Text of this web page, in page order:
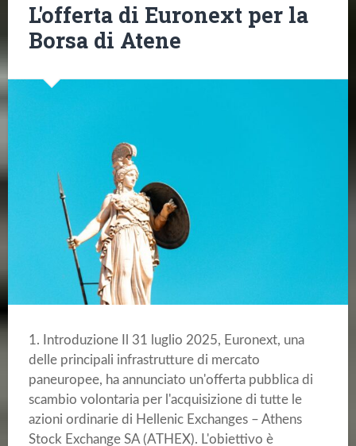
L'offerta di Euronext per la
Borsa di Atene
1. Introduzione Il 31 luglio 2025, Euronext, una
delle principali infrastrutture di mercato
paneuropee, ha annunciato un'offerta pubblica di
scambio volontaria per l'acquisizione di tutte le
azioni ordinarie di Hellenic Exchanges – Athens
Stock Exchange SA (ATHEX). L'obiettivo è